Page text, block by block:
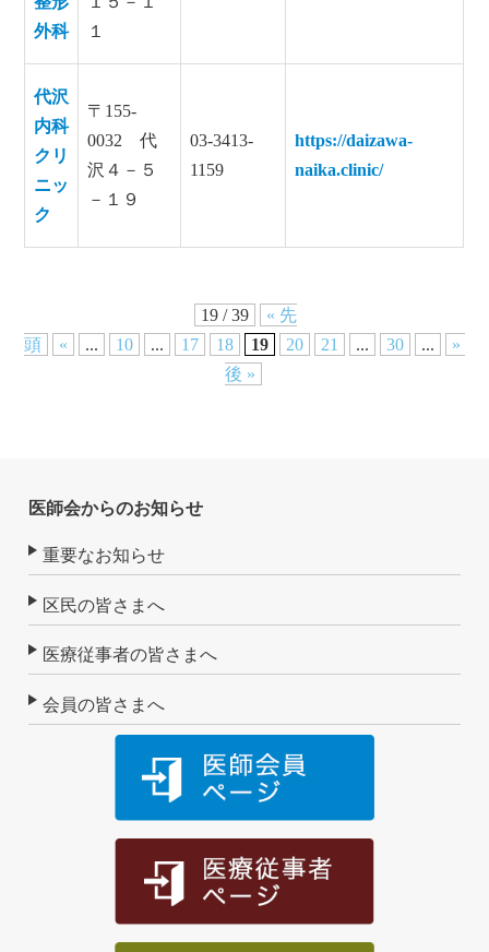
外科
１
代沢
内科
クリ
ニッ
ク
〒155-
0032 代
沢４－５
－１９
03-3413-
1159
https://daizawa-
naika.clinic/
19 / 39
« 先
頭
« ... 10 ... 17 18 19 20 21 ... 30 ... »
後 »
医師会からのお知らせ
重要なお知らせ
区民の皆さまへ
医療従事者の皆さまへ
会員の皆さまへ